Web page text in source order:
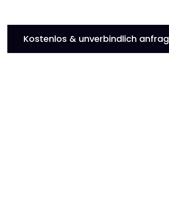
Kostenlos & unverbindlich